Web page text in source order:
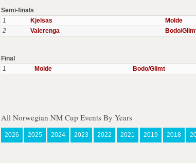
Semi-finals
1
Kjelsas Molde
2
Valerenga Bodo/
Final
1
Molde Bodo/Glimt
All Norwegian NM Cup Events By Years
2026 2025 2024 2023 2022 2021 2019 2018